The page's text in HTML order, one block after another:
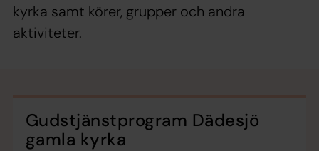
kyrka samt körer, grupper och andra
aktiviteter.
Gudstjänstprogram Dädesjö
gamla kyrka